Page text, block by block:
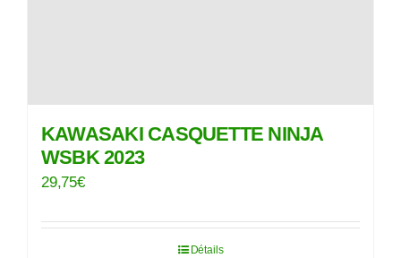
KAWASAKI CASQUETTE NINJA
WSBK 2023
29,75€
Détails